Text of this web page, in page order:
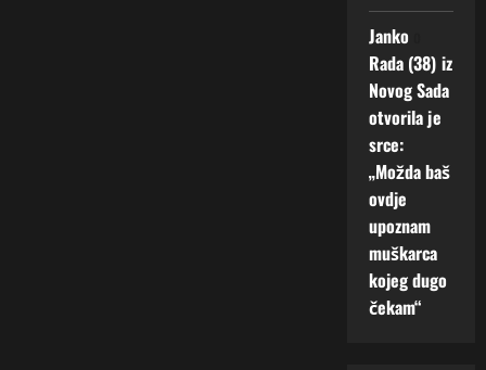
Janko
Rada (38) iz
Novog Sada
otvorila je
srce:
„Možda baš
ovdje
upoznam
muškarca
kojeg dugo
čekam“